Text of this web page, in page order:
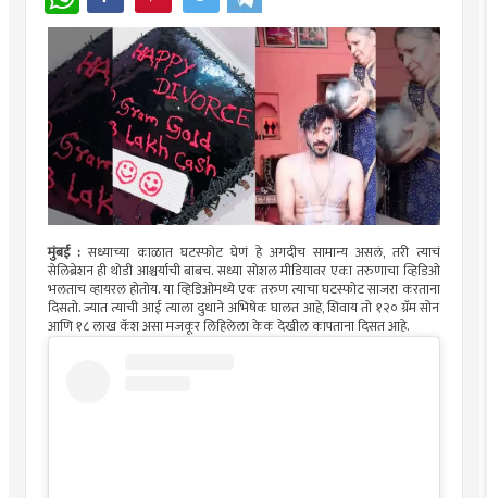
मुंबई :सध्याच्या काळात घटस्फोट घेणं हे अगदीच सामान्य असलं, तरी त्याचं
सेलिब्रेशन ही थोडी आश्चर्याची बाबच. सध्या सोशल मीडियावर एका तरुणाचा व्हिडिओ
भलताच व्हायरल होतोय. या व्हिडिओमध्ये एक तरुण त्याचा घटस्फोट साजरा करताना
दिसतो. ज्यात त्याची आई त्याला दुधाने अभिषेक घालत आहे, शिवाय तो १२० ग्रॅम सोन
आणि १८ लाख कॅश असा मजकूर लिहिलेला केक देखील कापताना दिसत आहे.